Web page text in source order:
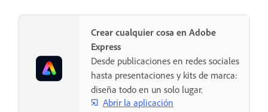
Crear cualquier cosa en Adobe
Express
Desde publicaciones en redes sociales
hasta presentaciones y kits de marca:
diseña todo en un solo lugar.
Abrir la aplicación